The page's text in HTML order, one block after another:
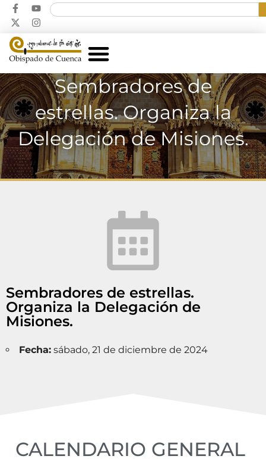
Sembradores de
estrellas. Organiza la
Delegación de Misiones.
Sembradores de estrellas.
Organiza la Delegación de
Misiones.
Fecha: sábado, 21 de diciembre de 2024
CALENDARIO GENERAL